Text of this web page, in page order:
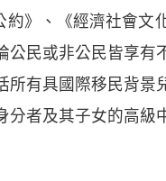
》、《經濟社會文
民或非公民皆享有
有具國際移民背景
者及其子女的高級